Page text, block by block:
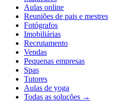
Aulas online
Reuniões de pais e mestres
Fotógrafos
Imobiliárias
Recrutamento
Vendas
Pequenas empresas
Spas
Tutores
Aulas de yoga
Todas as soluções →